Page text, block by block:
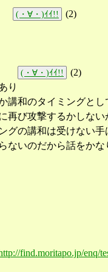
(・∀・)ｲｲ!! (2)
(・∀・)ｲｲ!! (2)
り
講和のタイミングと
再び攻撃するかしない
グの講和は受けない手
ないのだから話をかな
find.moritapo.jp/enq/